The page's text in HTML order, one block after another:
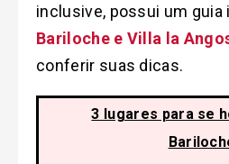
inclusive, possui um guia
Bariloche e Villa la
conferir suas dicas.
3 lugares para se